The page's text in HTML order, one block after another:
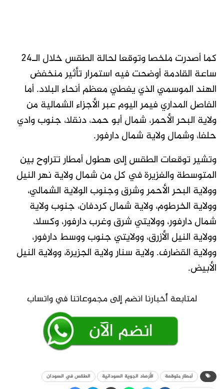
كما أصدرت ملخصا وتوقعا لحالة الطقس خلال الـ24
ساعة القادمة أوضحت فيه استمرار تأثير منخفض
الهند الموسمي الذي يغطي معظم أنحاء البلاد. أما
الفاصل المداري فيمر اليوم عبر الأجزاء الشمالية من
ولاية البحر الأحمر، شمال أبو حمد، دنقلا، جنوب وادي
حلفا، وشمال ولاية شمال دارفور.
وتشير توقعات الطقس إلى هطول أمطار تتراوح بين
المتوسطة والغزيرة في كل من شمال ولاية نهر النيل
وولاية البحر الأحمر وشرق وجنوب الولاية الشمالي،
وولاية الخرطوم، ولاية شمال كردفان، جنوب ولاية
شمال دارفور، وولايتي شرق وغرب دارفور، وكسلا،
وولاية النيل الأزرق، وولايتي جنوب ووسط دارفور،
وولاية القضارف. ولاية سنار ولاية الجزيرة، وولاية النيل
الأبيض.
أمطار متوقعة الأرصاد الجوية السودانية الطقس في السودان